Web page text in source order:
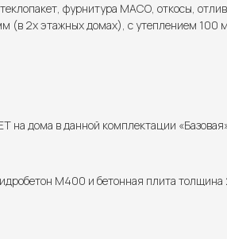
фурнитура МАСО, откосы,
(в 2х этажных домах), с утеплением 100
дома в данной комплектации
М400 и бетонная плита